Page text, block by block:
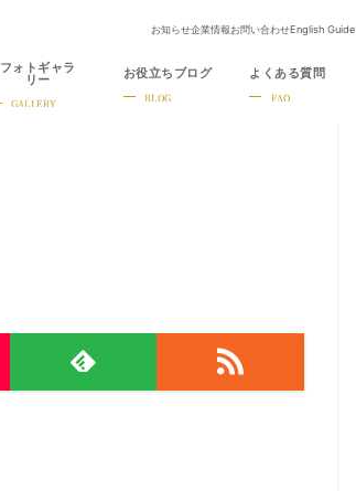
お知らせ企業情報お問い合わせEnglish Guide
フォトギャラ
リー
GALLERY
お役立ちブログ
BLOG
よくある質問
FAQ